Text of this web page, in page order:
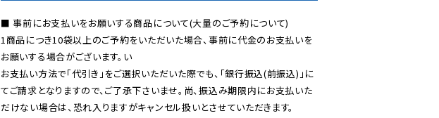
■ 事前にお支払いをお願いする商品について(大量のご予約について)
1商品につき10袋以上のご予約をいただいた場合、事前に代金のお支払いを
お願いする場合がございます。い
お支払い方法で「代引き」をご選択いただいた際でも、「銀行振込(前振込)」に
てご請求となりますので、ご了承下さいませ。尚、振込み期限内にお支払いた
だけない場合は、恐れ入りますがキャンセル扱いとさせていただきます。